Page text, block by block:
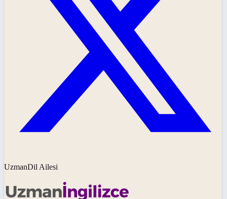
UzmanDil Ailesi